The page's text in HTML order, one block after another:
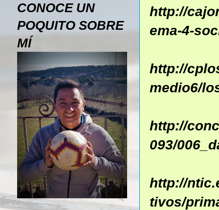
http://
ema-4-
http://
medio6/
http://
093/
http://
tivos/
CONOCE UN
POQUITO SOBRE
MÍ